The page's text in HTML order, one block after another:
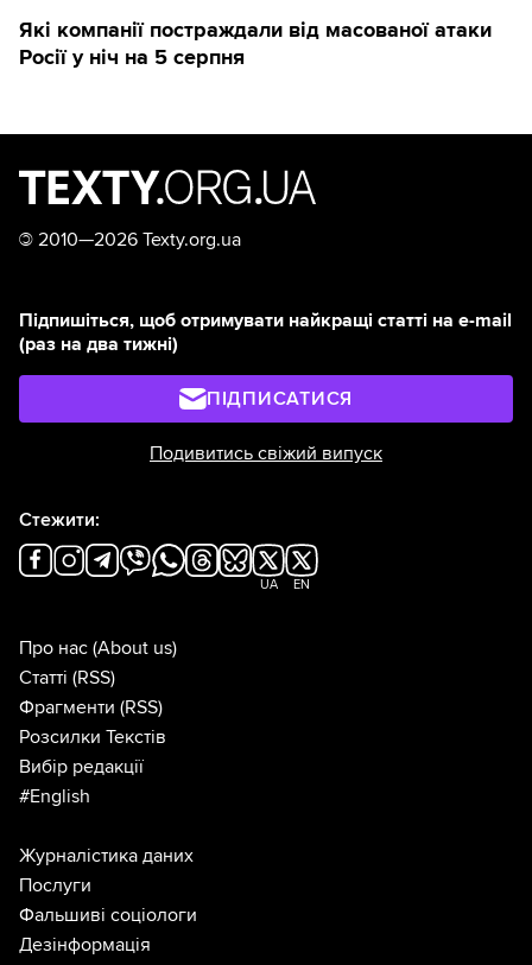
Які компанії постраждали від масованої атаки
Росії у ніч на 5 серпня
© 2010—2026 Texty.org.ua
Підпишіться, щоб отримувати найкращі статті на e-mail
(раз на два тижні)
ПІДПИСАТИСЯ
Подивитись свіжий випуск
Стежити:
UA EN
Про нас (About us)
Статті (RSS)
Фрагменти (RSS)
Розсилки Текстів
Вибір редакції
#English
Журналістика даних
Послуги
Фальшиві соціологи
Дезінформація